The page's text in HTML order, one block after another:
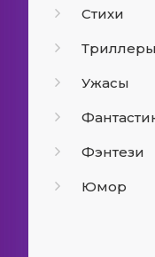
Стихи
Триллеры
Ужасы
Фэнтези
Юмор